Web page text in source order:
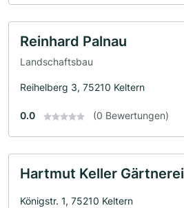
Reinhard Palnau
Landschaftsbau
Reihelberg 3, 75210 Keltern
0.0 (0 Bewertungen)
Hartmut Keller Gärtnerei
Königstr. 1, 75210 Keltern